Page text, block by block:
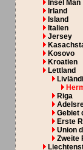
Insel Man
Irland
Island
Italien
Jersey
Kosovo
Kroatien
Lettland
Riga
Gebiet
Erste
Union
Zweite